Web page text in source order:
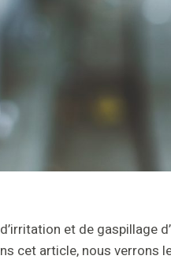
et de gaspillage
cet article, nous verrons